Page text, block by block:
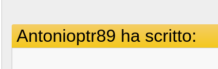
Antonioptr89 ha scritto: